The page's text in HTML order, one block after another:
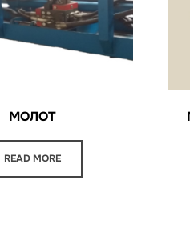
МОЛОТ
READ MORE